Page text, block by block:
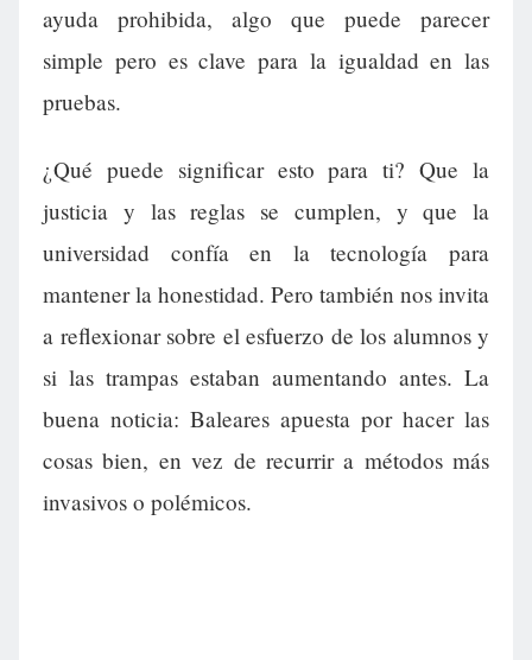
ayuda prohibida, algo que puede parecer
simple pero es clave para la igualdad en las
pruebas.
¿Qué puede significar esto para ti? Que la
justicia y las reglas se cumplen, y que la
universidad confía en la tecnología para
mantener la honestidad. Pero también nos invita
a reflexionar sobre el esfuerzo de los alumnos y
si las trampas estaban aumentando antes. La
buena noticia: Baleares apuesta por hacer las
cosas bien, en vez de recurrir a métodos más
invasivos o polémicos.